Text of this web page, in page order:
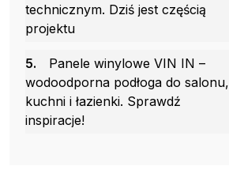
technicznym. Dziś jest częścią
projektu
5.
Panele winylowe VIN IN –
wodoodporna podłoga do salonu,
kuchni i łazienki. Sprawdź
inspiracje!